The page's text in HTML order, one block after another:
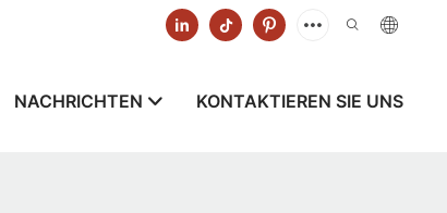
NACHRICHTEN KONTAKTIEREN SIE UNS